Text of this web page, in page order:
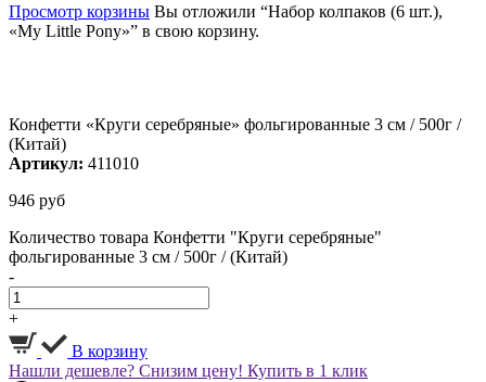
Просмотр корзины Вы отложили “Набор колпаков (6 шт.),
«My Little Pony»” в свою корзину.
Конфетти «Круги серебряные» фольгированные 3 см / 500г /
(Китай)
Артикул: 411010
946 руб
Количество товара Конфетти "Круги серебряные"
фольгированные 3 см / 500г / (Китай)
-
+
В корзину
Нашли дешевле? Снизим цену! Купить в 1 клик